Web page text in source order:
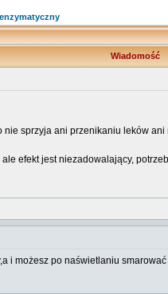
Wiadomość
sprzyja ani przenikaniu leków
efekt jest niezadowalający,
i możesz po naświetlaniu